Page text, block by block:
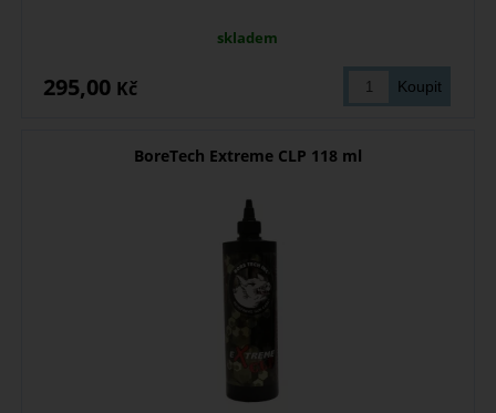
skladem
295,00 Kč
BoreTech Extreme CLP 118 ml